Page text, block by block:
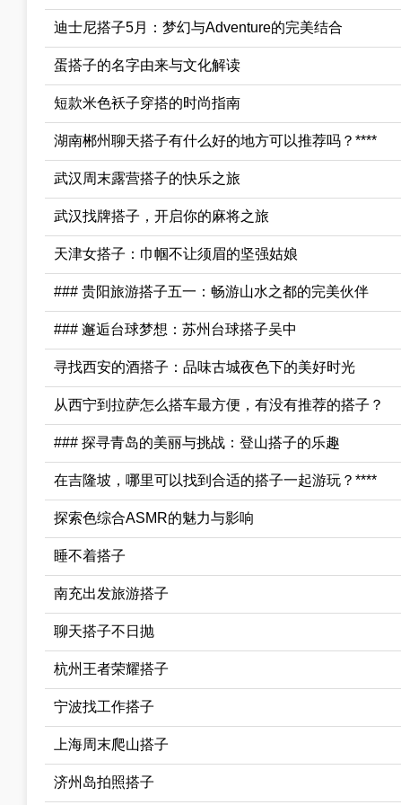
迪士尼搭子5月：梦幻与Adventure的完美结合
蛋搭子的名字由来与文化解读
短款米色袄子穿搭的时尚指南
湖南郴州聊天搭子有什么好的地方可以推荐吗？****
武汉周末露营搭子的快乐之旅
武汉找牌搭子，开启你的麻将之旅
天津女搭子：巾帼不让须眉的坚强姑娘
### 贵阳旅游搭子五一：畅游山水之都的完美伙伴
### 邂逅台球梦想：苏州台球搭子吴中
寻找西安的酒搭子：品味古城夜色下的美好时光
从西宁到拉萨怎么搭车最方便，有没有推荐的搭子？
### 探寻青岛的美丽与挑战：登山搭子的乐趣
在吉隆坡，哪里可以找到合适的搭子一起游玩？****
探索色综合ASMR的魅力与影响
睡不着搭子
南充出发旅游搭子
聊天搭子不日抛
杭州王者荣耀搭子
宁波找工作搭子
上海周末爬山搭子
济州岛拍照搭子